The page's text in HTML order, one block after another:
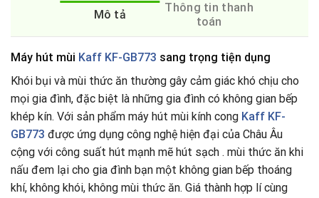
Mô tả
Thông tin thanh
toán
Máy hút mùi Kaff KF-GB773 sang trọng tiện dụng
Khói bụi và mùi thức ăn thường gây cảm giác khó chịu cho
mọi gia đình, đặc biệt là những gia đình có không gian bếp
khép kín. Với sản phẩm máy hút mùi kính cong Kaff KF-
GB773 được ứng dụng công nghệ hiện đại của Châu Âu
cộng với công suất hút mạnh mẽ hút sạch . mùi thức ăn khi
nấu đem lại cho gia đình bạn một không gian bếp thoáng
khí, không khói, không mùi thức ăn. Giá thành hợp lí cùng